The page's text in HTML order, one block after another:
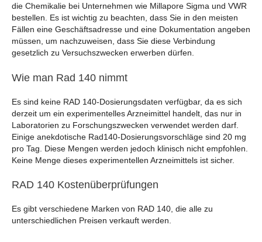
die Chemikalie bei Unternehmen wie Millapore Sigma und VWR
bestellen. Es ist wichtig zu beachten, dass Sie in den meisten
Fällen eine Geschäftsadresse und eine Dokumentation angeben
müssen, um nachzuweisen, dass Sie diese Verbindung
gesetzlich zu Versuchszwecken erwerben dürfen.
Wie man Rad 140 nimmt
Es sind keine RAD 140-Dosierungsdaten verfügbar, da es sich
derzeit um ein experimentelles Arzneimittel handelt, das nur in
Laboratorien zu Forschungszwecken verwendet werden darf.
Einige anekdotische Rad140-Dosierungsvorschläge sind 20 mg
pro Tag. Diese Mengen werden jedoch klinisch nicht empfohlen.
Keine Menge dieses experimentellen Arzneimittels ist sicher.
RAD 140 Kostenüberprüfungen
Es gibt verschiedene Marken von RAD 140, die alle zu
unterschiedlichen Preisen verkauft werden.